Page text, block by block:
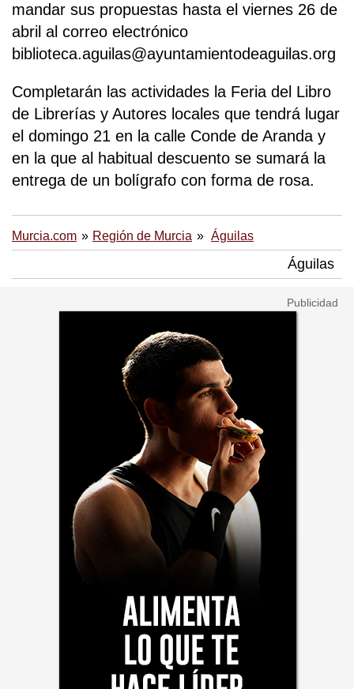
mandar sus propuestas hasta el viernes 26 de
abril al correo electrónico
biblioteca.aguilas@ayuntamientodeaguilas.org
Completarán las actividades la Feria del Libro
de Librerías y Autores locales que tendrá lugar
el domingo 21 en la calle Conde de Aranda y
en la que al habitual descuento se sumará la
entrega de un bolígrafo con forma de rosa.
Murcia.com Región de Murcia Águilas
Águilas